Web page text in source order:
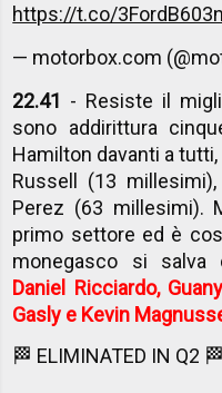
https://t.co/3FordB603n
— motorbox.com
22.41 - Resiste il
sono addirittura
Hamilton davanti a
Russell (13
Perez (63 millesimi).
primo settore ed è
monegasco si salva
Daniel Ricciardo,
Gasly e Kevin
🏁 ELIMINATED IN Q2 🏁